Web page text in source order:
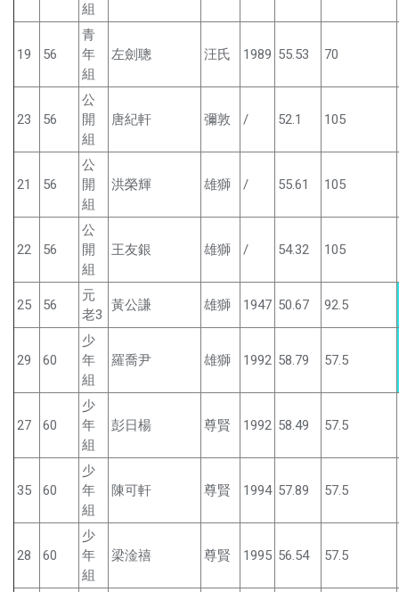
組
19 56
青
年
組
左劍聰 汪氏 1989 55.53 70
23 56
公
開
組
唐紀軒 彌敦 / 52.1 105
21 56
公
開
組
洪榮輝 雄獅 / 55.61 105
22 56
公
開
組
王友銀 雄獅 / 54.32 105
25 56
元
老3
黃公謙 雄獅 1947 50.67 92.5
29 60
少
年
組
羅喬尹 雄獅 1992 58.79 57.5
27 60
少
年
組
彭日楊 尊賢 1992 58.49 57.5
35 60
少
年
組
陳可軒 尊賢 1994 57.89 57.5
28 60
少
年
組
梁淦禧 尊賢 1995 56.54 57.5